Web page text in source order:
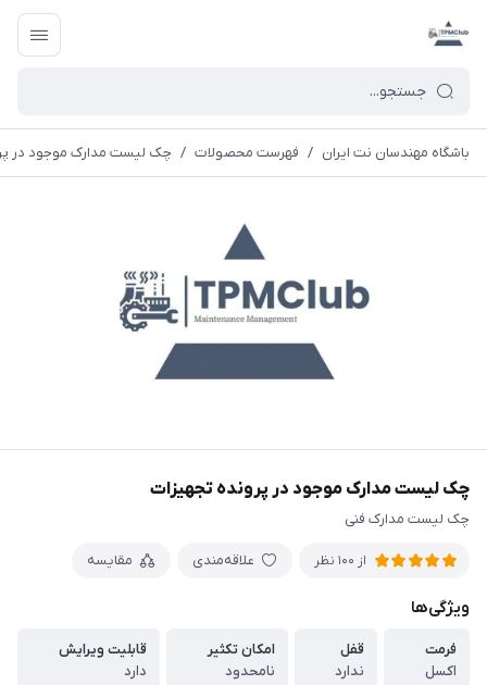
باشگاه مهندسان نت ایران / فهرست محصولات / چک لیست مدارک موجود در
چک لیست مدارک موجود در پرونده تجهیزات
چک لیست مدارک فنی
از 100 نظر علاقه‌مندی مقایسه
ویژگی‌ها
فرمت
اکسل
قفل
ندارد
امکان تکثیر
نامحدود
قابلیت ویرایش
دارد